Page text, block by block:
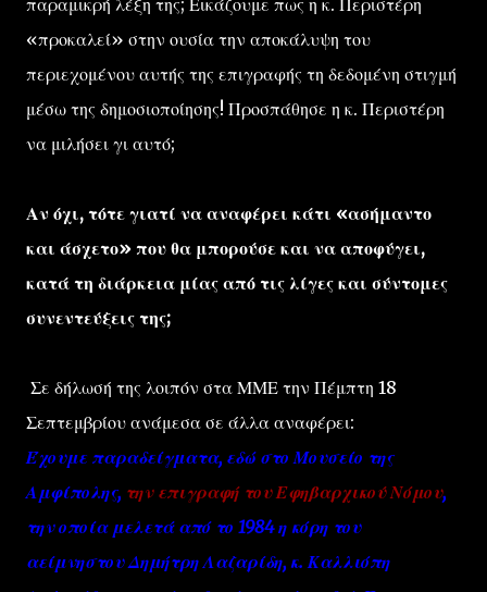
παραμικρή λέξη της; Εικάζουμε πως η κ. Περιστέρη
«προκαλεί» στην ουσία την αποκάλυψη του
περιεχομένου αυτής της επιγραφής τη δεδομένη στιγμή
μέσω της δημοσιοποίησης! Προσπάθησε η κ. Περιστέρη
να μιλήσει γι αυτό;
Αν όχι, τότε γιατί να αναφέρει κάτι «ασήμαντο
και άσχετο» που θα μπορούσε και να αποφύγει,
κατά τη διάρκεια μίας από τις λίγες και σύντομες
συνεντεύξεις της;
Σε δήλωσή της λοιπόν στα ΜΜΕ την Πέμπτη 18
Σεπτεμβρίου ανάμεσα σε άλλα αναφέρει:
Έχουμε παραδείγματα, εδώ στο Μουσείο της
Αμφίπολης, την επιγραφή του Εφηβαρχικού Νόμου,
την οποία μελετά από το 1984 η κόρη του
αείμνηστου Δημήτρη Λαζαρίδη, κ. Καλλιόπη